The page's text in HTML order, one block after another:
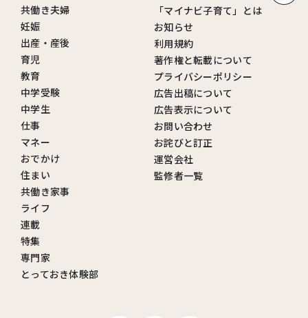
共働き夫婦
妊娠
出産・産後
育児
教育
中学受験
中学生
仕事
マネー
おでかけ
住まい
共働き家事
ライフ
連載
特集
専門家
とっておき体験部
「マイナビ子育て」とは
お知らせ
利用規約
著作権と転載について
プライバシーポリシー
広告出稿について
広告表示について
お問い合わせ
お詫びと訂正
運営会社
監修者一覧